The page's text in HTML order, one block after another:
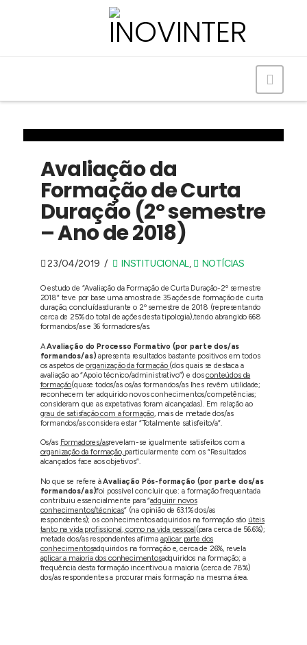
Avaliação da
Formação de Curta
Duração (2º semestre
– Ano de 2018)
23/04/2019 INSTITUCIONAL, NOTÍCIAS
O estudo de “Avaliação da Formação de Curta Duração-2º semestre
2018” teve por base uma amostra de 35 ações de formação de curta
duração, concluídasdurante o 2º semestre de 2018 (representando
cerca de 25% do total de ações desta tipologia),tendo abrangido 668
formandos/as e 36 formadores/as.
AAvaliação do Processo Formativo (por parte dos/as
formandos/as)apresenta resultados bastante positivos em todos
os aspetos deorganização da formação (dos quais se destaca a
avaliação ao “Apoio técnico/administrativo”) e dosconteúdos da
formação(quase todos/as os/as formandos/as lhes revêm utilidade;
reconhecem ter adquirido novos conhecimentos/competências;
consideram que as expetativas foram alcançadas). Em relação ao
grau de satisfação com a formação, mais de metade dos/as
formandos/as considera estar “Totalmente satisfeito/a”.
Os/as Formadores/asrevelam-se igualmente satisfeitos com a
organização da formação, particularmente com os “Resultados
alcançados face aos objetivos”.
No que se refere àAvaliação Pós-formação (por parte dos/as
formandos/as)foi possível concluir que: a formação frequentada
contribuiu essencialmente para “adquirir novos
conhecimentos/técnicas” (na opinião de 63.1% dos/as
respondentes);os conhecimentos adquiridos na formação são úteis
tanto na vida profissional, como na vida pessoal(para cerca de 56.6%);
metade dos/as respondentes afirma aplicar parte dos
conhecimentosadquiridos na formação e, cerca de 26%, revela
aplicar a maioria dos conhecimentosadquiridos na formação; a
frequência desta formação incentivou a maioria (cerca de 78%)
dos/as respondentes a procurar mais formação na mesma área.